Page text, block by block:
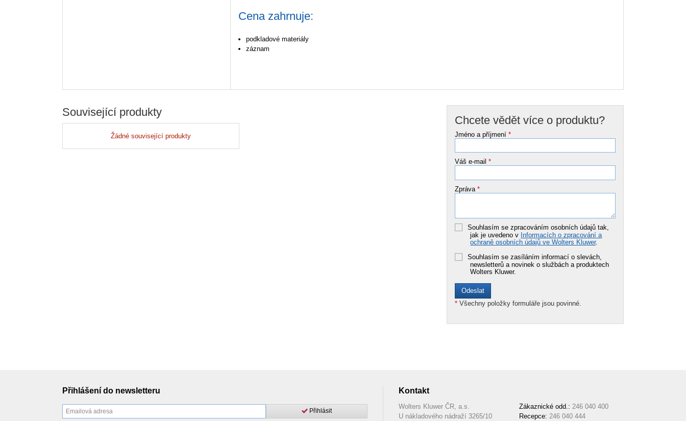
Cena zahrnuje:
podkladové materiály
záznam
Související produkty
Žádné související produkty
Chcete vědět více o produktu?
Jméno a příjmení*
Váš e-mail*
Zpráva*
Souhlasím se zpracováním osobních údajů tak,
jak je uvedeno v Informacích o zpracování a
ochraně osobních údajů ve Wolters Kluwer.
Souhlasím se zasíláním informací o slevách,
newsletterů a novinek o službách a produktech
Wolters Kluwer.
* Všechny položky formuláře jsou povinné.
Přihlášení do newsletteru
Přihlásit
Kontakt
Wolters Kluwer ČR, a.s.
U nákladového nádraží 3265/10
Zákaznické odd.: 246 040 400
Recepce: 246 040 444